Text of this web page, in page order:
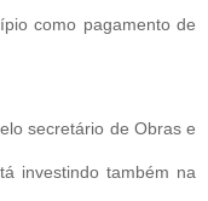
como pagamento de
secretário de Obras e
investindo também na